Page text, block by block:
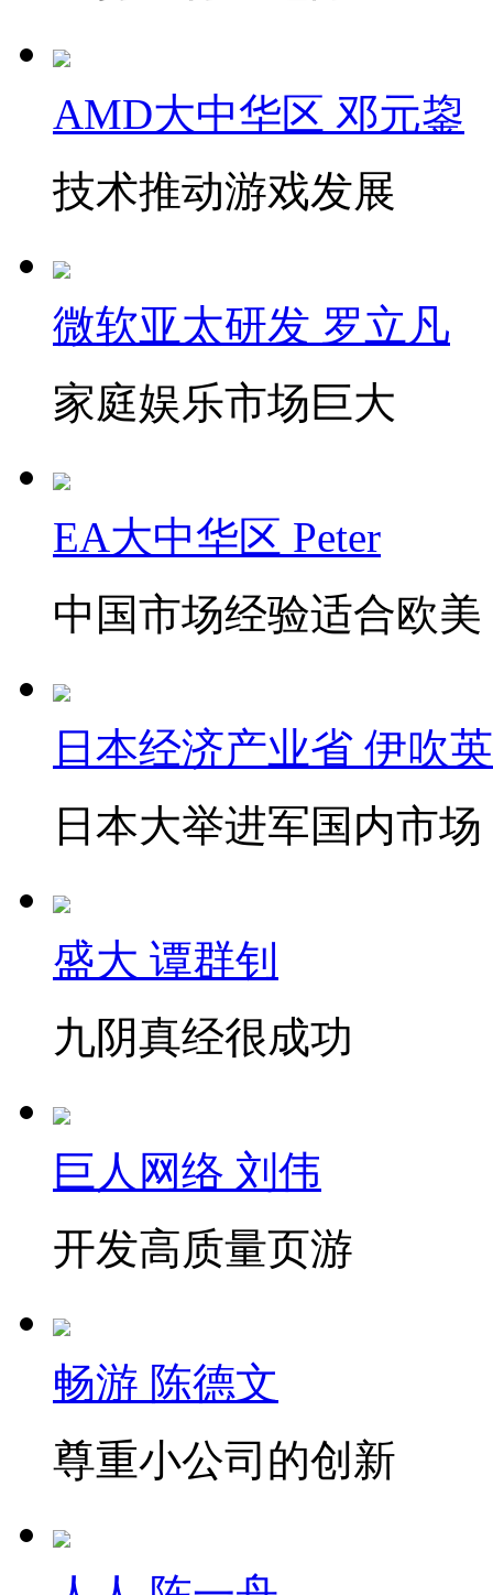
AMD大中华区 邓元鋆
技术推动游戏发展
微软亚太研发 罗立凡
家庭娱乐市场巨大
EA大中华区 Peter
中国市场经验适合欧美
日本经济产业省 伊吹
日本大举进军国内市场
盛大 谭群钊
九阴真经很成功
巨人网络 刘伟
开发高质量页游
畅游 陈德文
尊重小公司的创新